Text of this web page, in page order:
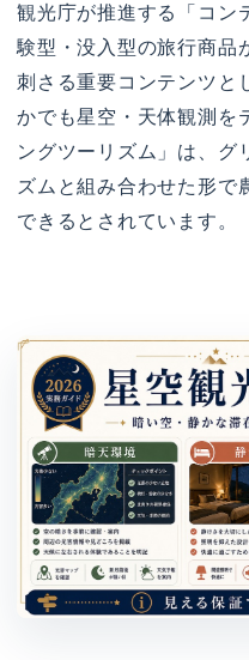
観光庁が推進する「コン
験型・没入型の旅行商品
刺さる重要コンテンツと
かでも星空・天体観測を
ングツーリズム」は、グ
ズムと組み合わせた形で
できるとされています。